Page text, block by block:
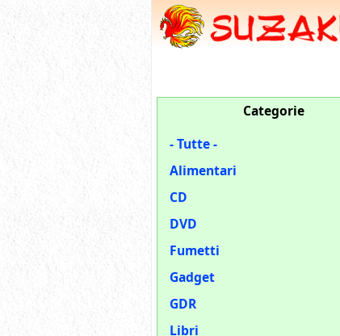
Categorie
- Tutte -
Alimentari
CD
DVD
Fumetti
Gadget
GDR
Libri